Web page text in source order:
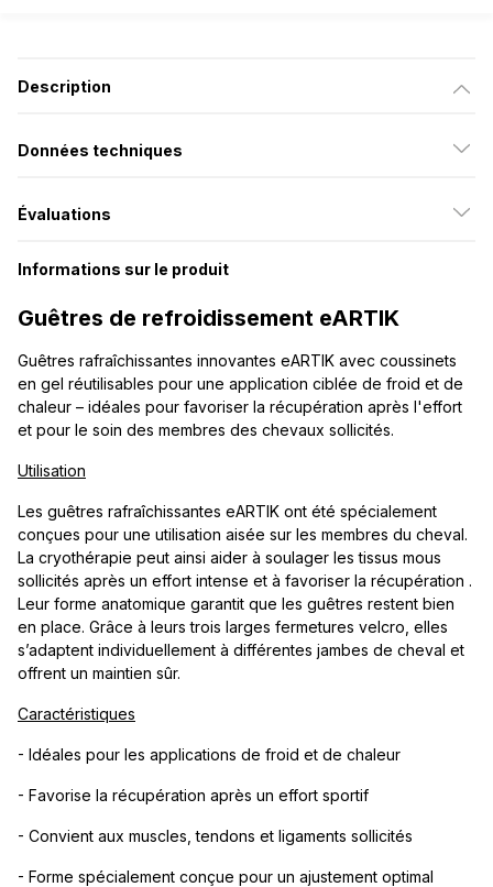
Description
Données techniques
Évaluations
Informations sur le produit
Guêtres de refroidissement eARTIK
Guêtres rafraîchissantes innovantes eARTIK avec coussinets
en gel réutilisables pour une application ciblée de froid et de
chaleur – idéales pour favoriser la récupération après l'effort
et pour le soin des membres des chevaux sollicités.
Utilisation
Les guêtres rafraîchissantes eARTIK ont été spécialement
conçues pour une utilisation aisée sur les membres du cheval.
La cryothérapie peut ainsi aider à soulager les tissus mous
sollicités après un effort intense et à favoriser la récupération .
Leur forme anatomique garantit que les guêtres restent bien
en place. Grâce à leurs trois larges fermetures velcro, elles
s’adaptent individuellement à différentes jambes de cheval et
offrent un maintien sûr.
Caractéristiques
- Idéales pour les applications de froid et de chaleur
- Favorise la récupération après un effort sportif
- Convient aux muscles, tendons et ligaments sollicités
- Forme spécialement conçue pour un ajustement optimal